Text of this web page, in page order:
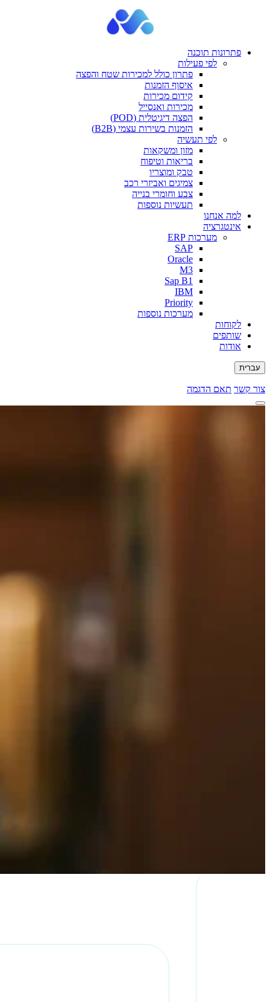
פתרונות תוכנה
לפי פעילות
פתרון כולל למכירות שטח והפצה
איסוף הזמנות
קידום מכירות
מכירות ואנסייל
הפצה דיגיטלית (POD)
הזמנות בשירות עצמי (B2B)
לפי תעשיה
מזון ומשקאות
בריאות וטיפוח
טבק ומוצריו
צמיגים ואביזרי רכב
צבע וחומרי בנייה
תעשיות נוספות
למה אנחנו
אינטגרציה
מערכות ERP
SAP
Oracle
M3
Sap B1
IBM
Priority
מערכות נוספות
לקוחות
שותפים
אודות
עברית
צור קשר תאם הדגמה